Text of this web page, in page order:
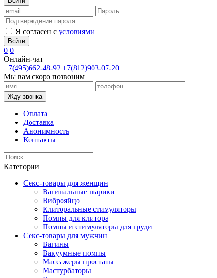
Я согласен с условиями
Войти
0 0
Онлайн-чат
+7(495)662-48-92 +7(812)903-07-20
Мы вам скоро позвоним
Жду звонка
Оплата
Доставка
Анонимность
Контакты
Категории
Секс-товары для женщин
Вагинальные шарики
Виброяйцо
Клиторальные стимуляторы
Помпы для клитора
Помпы и стимуляторы для груди
Секс-товары для мужчин
Вагины
Вакуумные помпы
Массажеры простаты
Мастурбаторы